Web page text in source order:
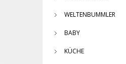
WELTENBUMMLER
BABY
KÜCHE